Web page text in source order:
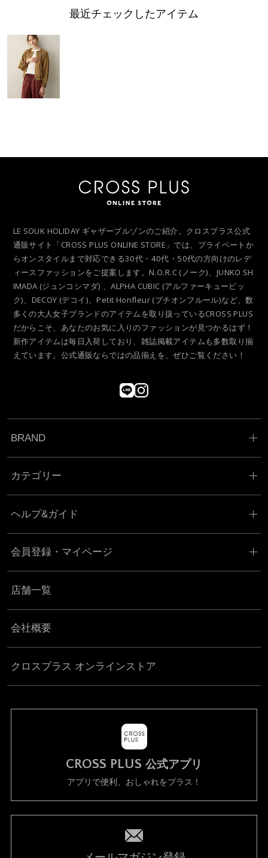
最近チェックしたアイテム
LE SOUK HOLIDAY ギャザーブルゾンのご紹介。クロスプラス公式
通販サイト「CROSS PLUS ONLINE STORE」では、プライベートか
らオンスタイルまで対応できる30代・40代・50代の方向けのレデ
ィースファッションをご提案します。N.O.R.C (ノーク)、JUNKO SH
IMADA (ジュンコシマダ) 、ALPHA CUBIC (アルファーキュービッ
ク)、DECOY (デコイ)、Petit Honfleur (プチオンフルール)など、数
多くの大人女子ブランドのアイテムを取り扱っているCROSS PLUS
だからこそ、あなたのお気に入りのファッションが見つかるはず！
新作アイテムは毎日入荷しており、雑誌掲載アイテムも多数取り揃
えています。公式通販ならではの品揃えを、ぜひご覧ください！
BRAND
カテゴリー
ヘルプ&ガイド
会員登録・マイページ
店舗一覧
会社概要
クロスプラス オンラインストア
CROSS PLUS 公式アプリ
アプリで便利、おしゃれをプラス！